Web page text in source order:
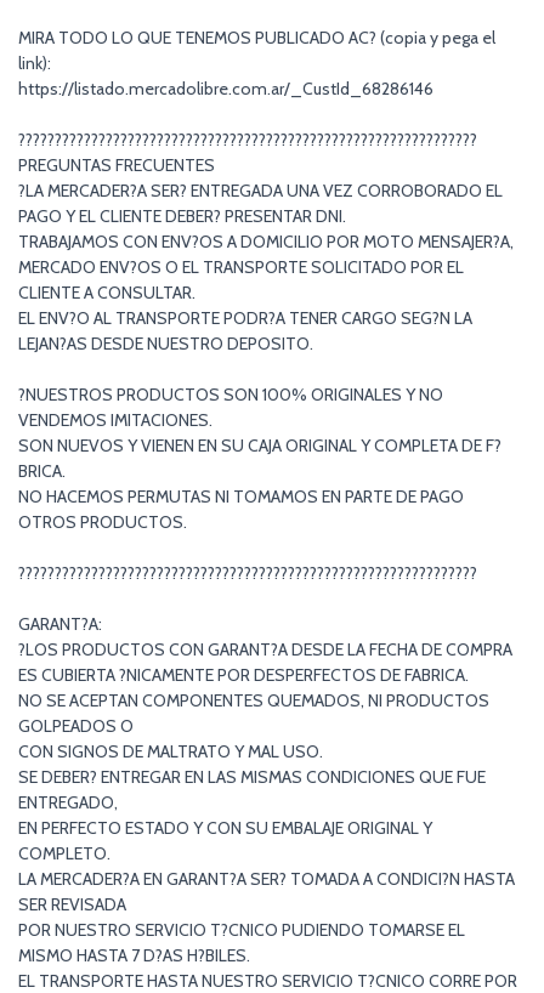
MIRA TODO LO QUE TENEMOS PUBLICADO AC? (copia y pega el
link):
https://listado.mercadolibre.com.ar/_CustId_68286146
???????????????????????????????????????????????????????????????
PREGUNTAS FRECUENTES
?LA MERCADER?A SER? ENTREGADA UNA VEZ CORROBORADO EL
PAGO Y EL CLIENTE DEBER? PRESENTAR DNI.
TRABAJAMOS CON ENV?OS A DOMICILIO POR MOTO MENSAJER?A,
MERCADO ENV?OS O EL TRANSPORTE SOLICITADO POR EL
CLIENTE A CONSULTAR.
EL ENV?O AL TRANSPORTE PODR?A TENER CARGO SEG?N LA
LEJAN?AS DESDE NUESTRO DEPOSITO.
?NUESTROS PRODUCTOS SON 100% ORIGINALES Y NO
VENDEMOS IMITACIONES.
SON NUEVOS Y VIENEN EN SU CAJA ORIGINAL Y COMPLETA DE F?
BRICA.
NO HACEMOS PERMUTAS NI TOMAMOS EN PARTE DE PAGO
OTROS PRODUCTOS.
???????????????????????????????????????????????????????????????
GARANT?A:
?LOS PRODUCTOS CON GARANT?A DESDE LA FECHA DE COMPRA
ES CUBIERTA ?NICAMENTE POR DESPERFECTOS DE FABRICA.
NO SE ACEPTAN COMPONENTES QUEMADOS, NI PRODUCTOS
GOLPEADOS O
CON SIGNOS DE MALTRATO Y MAL USO.
SE DEBER? ENTREGAR EN LAS MISMAS CONDICIONES QUE FUE
ENTREGADO,
EN PERFECTO ESTADO Y CON SU EMBALAJE ORIGINAL Y
COMPLETO.
LA MERCADER?A EN GARANT?A SER? TOMADA A CONDICI?N HASTA
SER REVISADA
POR NUESTRO SERVICIO T?CNICO PUDIENDO TOMARSE EL
MISMO HASTA 7 D?AS H?BILES.
EL TRANSPORTE HASTA NUESTRO SERVICIO T?CNICO CORRE POR